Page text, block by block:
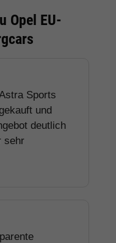
Opel EU-
Sports
und
deutlich
sehr